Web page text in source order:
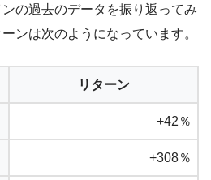
の過去のデータを振り返ってみ
ンは次のようになっています。
リターン
+42％
+308％